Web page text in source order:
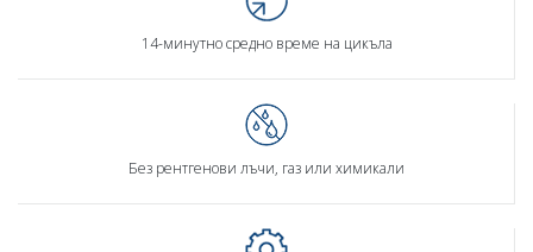
14-минутно средно време на цикъла
Без рентгенови лъчи, газ или химикали